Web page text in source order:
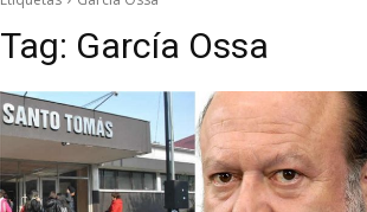
Tag: García Ossa